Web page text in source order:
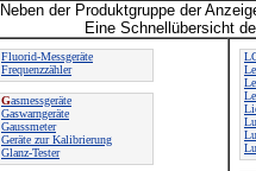
Neben der Produktgruppe der
Eine Schnellübersicht
Fluorid-Messgeräte
Frequenzzähler
Gasmessgeräte
Gaswarngeräte
Gaussmeter
Geräte zur Kalibrierung
Glanz-Tester